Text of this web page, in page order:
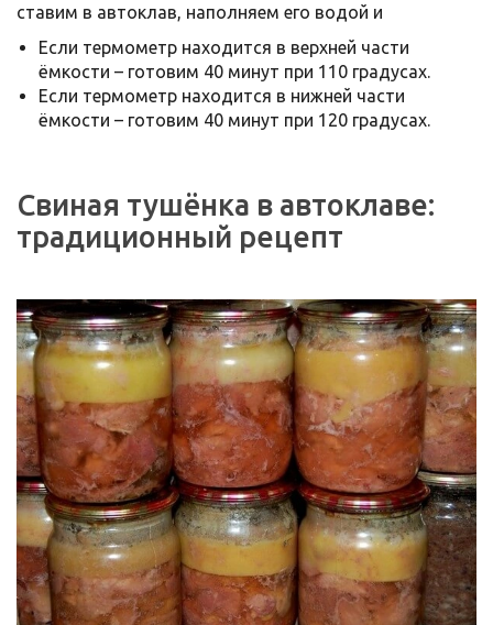
ставим в автоклав, наполняем его водой и
Если термометр находится в верхней части
ёмкости – готовим 40 минут при 110 градусах.
Если термометр находится в нижней части
ёмкости – готовим 40 минут при 120 градусах.
Свиная тушёнка в автоклаве:
традиционный рецепт